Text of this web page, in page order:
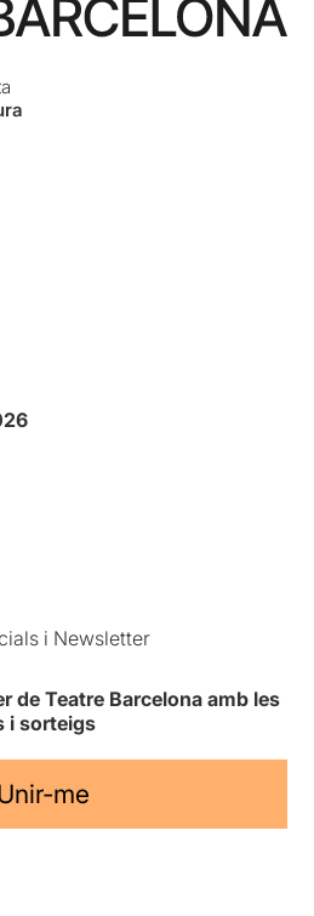
i Newsletter
de Teatre Barcelona amb les
i sorteigs
me